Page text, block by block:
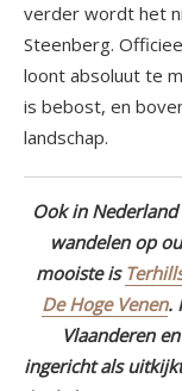
verder wordt het
Steenberg.
loont absoluut te
is bebost, en
landschap.
Ook in
wandelen op
mooiste is
De Hoge Venen.
Vlaanderen
ingericht als